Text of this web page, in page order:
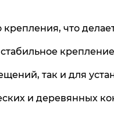
что
так и для
и деревянных